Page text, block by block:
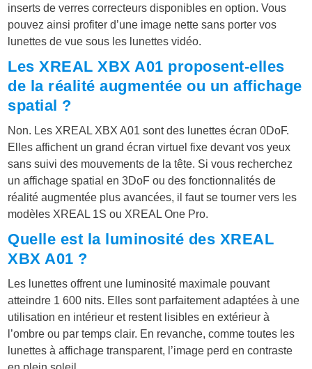
inserts de verres correcteurs disponibles en option. Vous
pouvez ainsi profiter d’une image nette sans porter vos
lunettes de vue sous les lunettes vidéo.
Les XREAL XBX A01 proposent-elles
de la réalité augmentée ou un affichage
spatial ?
Non. Les XREAL XBX A01 sont des lunettes écran 0DoF.
Elles affichent un grand écran virtuel fixe devant vos yeux
sans suivi des mouvements de la tête. Si vous recherchez
un affichage spatial en 3DoF ou des fonctionnalités de
réalité augmentée plus avancées, il faut se tourner vers les
modèles XREAL 1S ou XREAL One Pro.
Quelle est la luminosité des XREAL
XBX A01 ?
Les lunettes offrent une luminosité maximale pouvant
atteindre 1 600 nits. Elles sont parfaitement adaptées à une
utilisation en intérieur et restent lisibles en extérieur à
l’ombre ou par temps clair. En revanche, comme toutes les
lunettes à affichage transparent, l’image perd en contraste